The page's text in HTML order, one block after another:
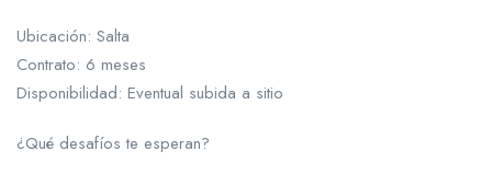
Ubicación: Salta
Contrato: 6 meses
Disponibilidad: Eventual subida a sitio
¿Qué desafíos te esperan?